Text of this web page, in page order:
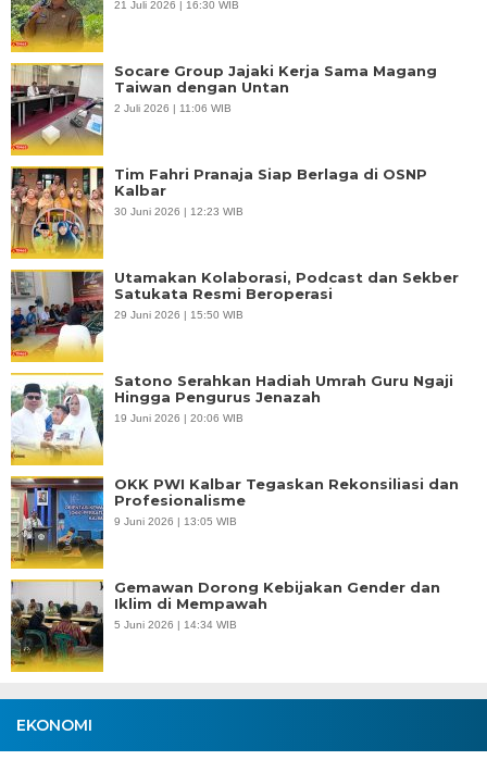
21 Juli 2026 | 16:30 WIB
Socare Group Jajaki Kerja Sama Magang
Taiwan dengan Untan
2 Juli 2026 | 11:06 WIB
Tim Fahri Pranaja Siap Berlaga di OSNP
Kalbar
30 Juni 2026 | 12:23 WIB
Utamakan Kolaborasi, Podcast dan Sekber
Satukata Resmi Beroperasi
29 Juni 2026 | 15:50 WIB
Satono Serahkan Hadiah Umrah Guru Ngaji
Hingga Pengurus Jenazah
19 Juni 2026 | 20:06 WIB
OKK PWI Kalbar Tegaskan Rekonsiliasi dan
Profesionalisme
9 Juni 2026 | 13:05 WIB
Gemawan Dorong Kebijakan Gender dan
Iklim di Mempawah
5 Juni 2026 | 14:34 WIB
EKONOMI